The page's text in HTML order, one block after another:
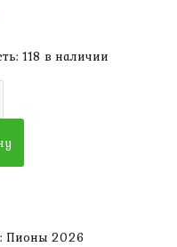
118 в наличии
Пионы 2026